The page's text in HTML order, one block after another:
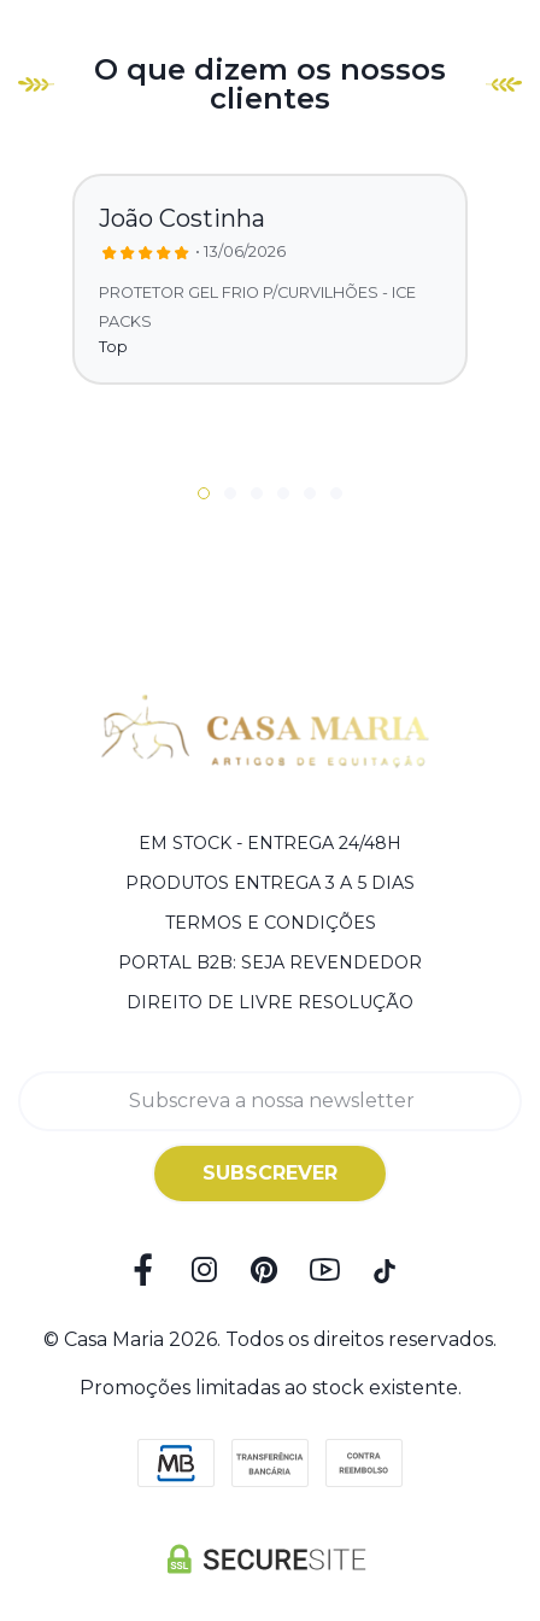
O que dizem os nossos
clientes
João Costinha
• 13/06/2026
PROTETOR GEL FRIO P/CURVILHÕES - ICE
PACKS
Top
EM STOCK - ENTREGA 24/48H
PRODUTOS ENTREGA 3 A 5 DIAS
TERMOS E CONDIÇÕES
PORTAL B2B: SEJA REVENDEDOR
DIREITO DE LIVRE RESOLUÇÃO
SUBSCREVER
© Casa Maria 2026. Todos os direitos reservados.
Promoções limitadas ao stock existente.